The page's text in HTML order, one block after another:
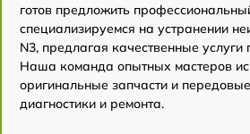
готов предложить
специализируемся на устранении
N3, предлагая качественные
Наша команда опытных мастеров
оригинальные запчасти и
диагностики и ремонта.